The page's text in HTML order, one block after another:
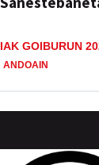
GOIBURUN
ANDOAIN